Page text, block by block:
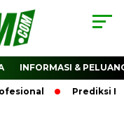
INFORMASI &
Prediksi